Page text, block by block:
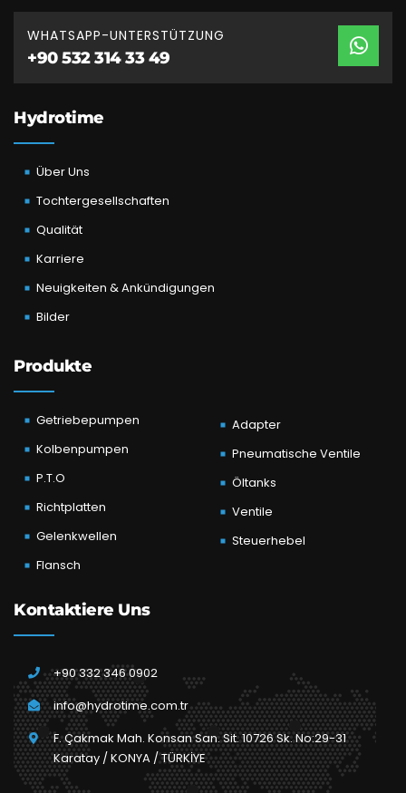
WHATSAPP-UNTERSTÜTZUNG
+90 532 314 33 49
Hydrotime
Über Uns
Tochtergesellschaften
Qualität
Karriere
Neuigkeiten & Ankündigungen
Bilder
Produkte
Getriebepumpen
Kolbenpumpen
P.T.O
Richtplatten
Gelenkwellen
Flansch
Adapter
Pneumatische Ventile
Öltanks
Ventile
Steuerhebel
Kontaktiere Uns
+90 332 346 0902
info@hydrotime.com.tr
F. Çakmak Mah. Konsan San. Sit. 10726 Sk. No:29-31
Karatay / KONYA / TÜRKİYE